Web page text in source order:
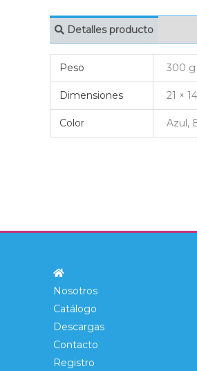
Detalles producto
Peso 300 g
Dimensiones 21 ×
Color Azul,
Nosotros
Catálogo
Descargas
Contacto
Registro